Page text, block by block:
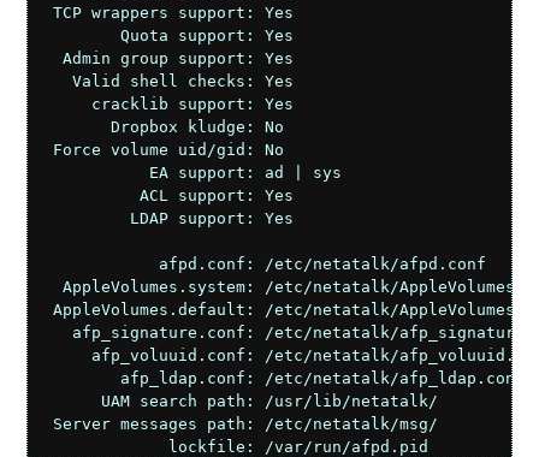
  TCP wrappers support:	Yes
         Quota support:	Yes
   Admin group support:	Yes
    Valid shell checks:	Yes
      cracklib support:	Yes
        Dropbox kludge:	No
  Force volume uid/gid:	No
            EA support:	ad | sys
           ACL support:	Yes
          LDAP support:	Yes
             afpd.conf:	/etc/netatalk/afpd.conf
   AppleVolumes.system:	/etc/netatalk/AppleVolumes.system
  AppleVolumes.default:	/etc/netatalk/AppleVolumes.default
    afp_signature.conf:	/etc/netatalk/afp_signature.conf
      afp_voluuid.conf:	/etc/netatalk/afp_voluuid.conf
         afp_ldap.conf:	/etc/netatalk/afp_ldap.conf
       UAM search path:	/usr/lib/netatalk/
  Server messages path:	/etc/netatalk/msg/
              lockfile:	/var/run/afpd.pid